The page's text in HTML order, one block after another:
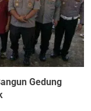
Gedung